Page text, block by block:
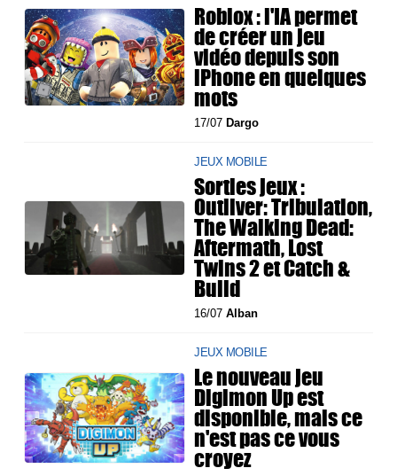
Roblox : l'IA permet
de créer un jeu
vidéo depuis son
iPhone en quelques
mots
17/07 Dargo
JEUX MOBILE
Sorties jeux :
Outliver: Tribulation,
The Walking Dead:
Aftermath, Lost
Twins 2 et Catch &
Build
16/07Alban
JEUX MOBILE
Le nouveau jeu
Digimon Up est
disponible, mais ce
n'est pas ce vous
croyez